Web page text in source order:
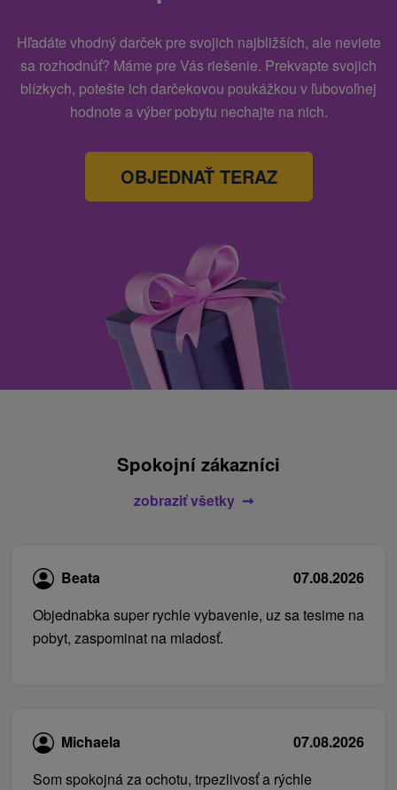
Hľadáte vhodný darček pre svojich najbližších, ale neviete
sa rozhodnúť? Máme pre Vás riešenie. Prekvapte svojich
blízkych, potešte ich darčekovou poukážkou v ľubovoľnej
hodnote a výber pobytu nechajte na nich.
OBJEDNAŤ TERAZ
Spokojní zákazníci
zobraziť všetky
Beata
07.08.2026
Objednabka super rychle vybavenie, uz sa tesime na
pobyt, zaspominat na mladosť.
Michaela
07.08.2026
Som spokojná za ochotu, trpezlivosť a rýchle